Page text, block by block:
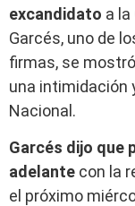
excandidato a
Garcés, uno de
firmas, se
una intimidación
Nacional.
Garcés dijo que
adelante con la
el próximo